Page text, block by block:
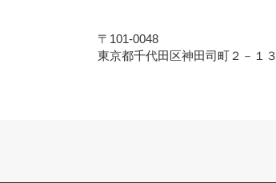
〒101-0048
東京都千代田区神田司町２－１３